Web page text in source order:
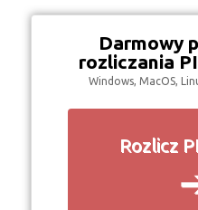
Darmowy
rozliczania
Windows, MacOS,
Rozlicz